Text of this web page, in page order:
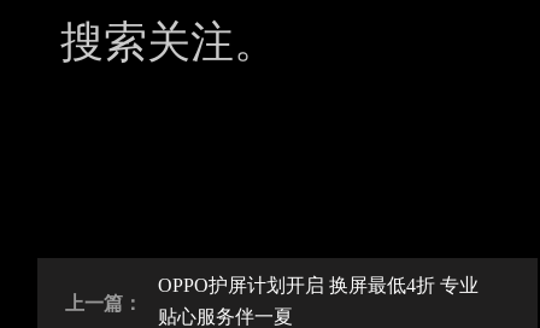
搜索关注。
上一篇：
OPPO护屏计划开启 换屏最低4折 专业
贴心服务伴一夏